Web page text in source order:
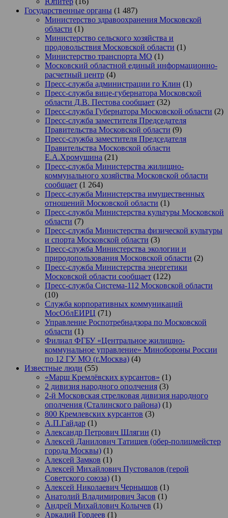
Государственные органы (1 487)
Министерство здравоохранения Московской
области (1)
Министерство сельского хозяйства и
продовольствия Московской области (1)
Министерство транспорта МО (1)
Московский областной единый информационно-
расчетный центр (4)
Пресс-служба администрации го Клин (1)
Пресс-служба вице-губернатора Московской
области Д.В. Пестова сообщает (32)
Пресс-служба Губернатора Московской области (2)
Пресс-служба заместителя Председателя
Правительства Московской области (9)
Пресс-служба заместителя Председателя
Правительства Московской области
Е.А.Хромушина (21)
Пресс-служба Министерства жилищно-
коммунального хозяйства Московской области
сообщает (1 264)
Пресс-служба Министерства имущественных
отношений Московской области (1)
Пресс-служба Министерства культуры Московской
области (7)
Пресс-служба Министерства физической культуры
и спорта Московской области (3)
Пресс-служба Министерства экологии и
природопользования Московской области (2)
Пресс-служба Министерства энергетики
Московской области сообщает (122)
Пресс-служба Система-112 Московской области
(10)
Служба корпоративных коммуникаций
МосОблЕИРЦ (71)
Управление Роспотребнадзора по Московской
области (1)
Филиал ФГБУ «Центральное жилищно-
коммунальное управление» Минобороны России
по 12 ГУ МО (г.Москва) (4)
Известные люди (55)
«Марш Кремлёвских курсантов» (1)
2 дивизия народного ополчения (3)
2-й Московская стрелковая дивизия народного
ополчения (Сталинского района) (1)
800 Кремлевских курсантов (3)
А.П.Гайдар (1)
Александр Петрович Шлягин (1)
Алексей Данилович Татищев (обер-полицмейстер
города Москвы) (1)
Алексей Замков (1)
Алексей Михайлович Пустовалов (герой
Советского союза) (1)
Алексей Николаевич Чернышов (1)
Анатолий Владимирович Засов (1)
Андрей Михайлович Колычев (1)
Аркадий Гордеев (1)